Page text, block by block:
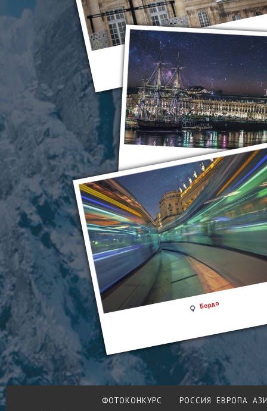
Бордо
Бордо
Бордо
ФОТОКОНКУРС РОССИЯ ЕВРОПА